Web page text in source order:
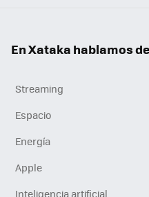
En Xataka hablamos
Streaming
Espacio
Energía
Apple
Inteligencia artificial